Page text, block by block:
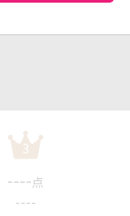
3
---- 点
----